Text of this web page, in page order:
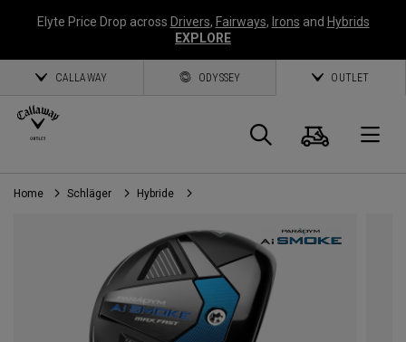
Elyte Price Drop across Drivers, Fairways, Irons and Hybrids
EXPLORE
CALLAWAY ODYSSEY OUTLET
Suche
Home Schläger Hybride